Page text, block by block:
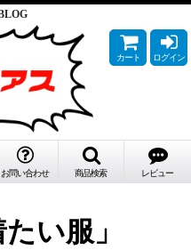
い服」
カート ログイン
お問い合わせ 商品検索 レビュー